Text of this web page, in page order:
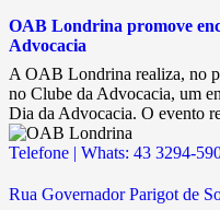
OAB Londrina promove
Advocacia
A OAB Londrina realiza, no
no Clube da Advocacia, um
Dia da Advocacia. O evento
Telefone | Whats: 43 3294-
Rua Governador Parigot de